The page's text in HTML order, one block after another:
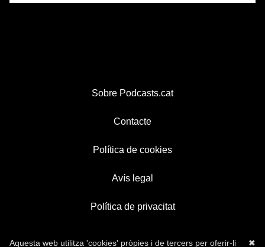
Sobre Podcasts.cat
Contacte
Política de cookies
Avís legal
Política de privacitat
✖
Aquesta web utilitza 'cookies' pròpies i de tercers per oferir-li